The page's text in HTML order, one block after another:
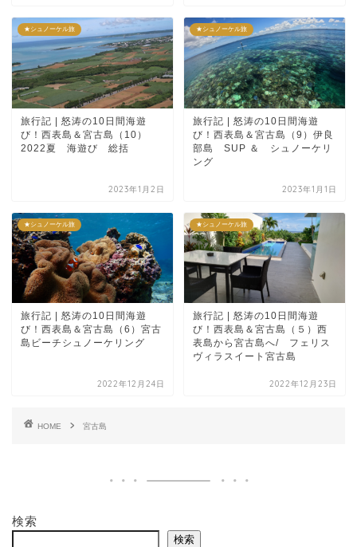
★シュノーケル旅
旅行記 | 怒涛の10日間海遊
び！西表島＆宮古島（10）
2022夏 海遊び 総括
2023年1月2日
★シュノーケル旅
旅行記 | 怒涛の10日間海遊
び！西表島＆宮古島（9）伊良
部島 SUP ＆ シュノーケリ
ング
2023年1月1日
★シュノーケル旅
旅行記 | 怒涛の10日間海遊
び！西表島＆宮古島（6）宮古
島ビーチシュノーケリング
2022年12月24日
★シュノーケル旅
旅行記 | 怒涛の10日間海遊
び！西表島＆宮古島（５）西
表島から宮古島へ/ フェリス
ヴィラスイート宮古島
2022年12月23日
HOME 宮古島
検索
検索